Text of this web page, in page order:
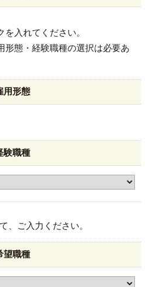
入れてください。
形態・経験職種の選択は必要あ
用形態
験職種
、ご入力ください。
望職種